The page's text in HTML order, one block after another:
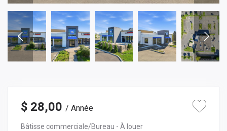
$ 28,00 / Année
Bâtisse commerciale/Bureau - À louer